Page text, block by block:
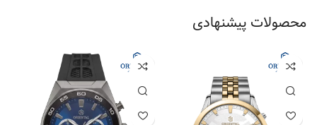
محصولات پیشنهادی